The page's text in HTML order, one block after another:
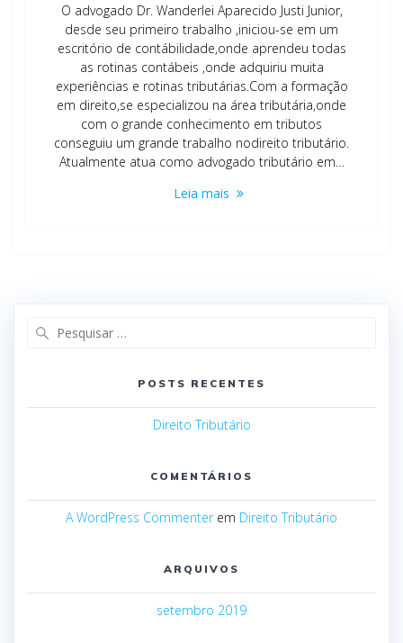
O advogado Dr. Wanderlei Aparecido Justi Junior,
desde seu primeiro trabalho ,iniciou-se em um
escritório de contábilidade,onde aprendeu todas
as rotinas contábeis ,onde adquiriu muita
experiências e rotinas tributárias.Com a formação
em direito,se especializou na área tributária,onde
com o grande conhecimento em tributos
conseguiu um grande trabalho nodireito tributário.
Atualmente atua como advogado tributário em…
Leia mais
POSTS RECENTES
Direito Tributário
COMENTÁRIOS
A WordPress Commenterem Direito Tributário
ARQUIVOS
setembro 2019